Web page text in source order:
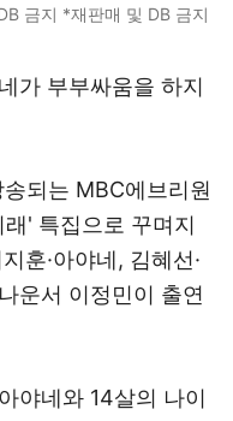
금지 *재판매 및 DB 금지
가 부부싸움을 하지
되는 MBC에브리원
' 특집으로 꾸며지
훈·아야네, 김혜선·
운서 이정민이 출연
야네와 14살의 나이